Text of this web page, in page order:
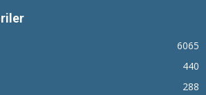
6065
440
288